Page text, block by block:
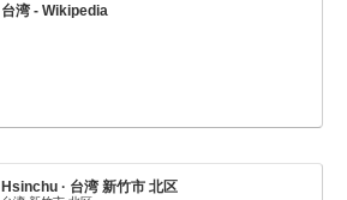
台湾 - Wikipedia
Hsinchu · 台湾 新竹市 北区